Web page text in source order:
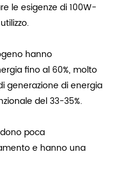
le esigenze di 100W-
hanno
fino al 60%, molto
generazione di energia
del 33-35%.
poca
e hanno una